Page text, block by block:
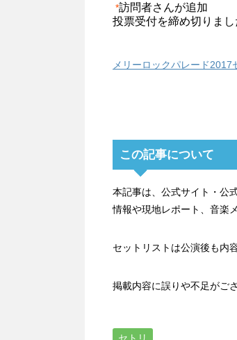
*訪問者さんが追加
投票受付を締め切りま
メリーロックパレード2017
この記事について
本記事は、公式サイト・公
情報や現地レポート、音楽
セットリストは公演後も内
掲載内容に誤りや不足がご